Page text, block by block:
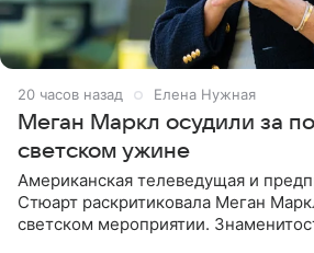
20 часов назад Елена Нужная
Меган Маркл осудили за
светском ужине
Американская телеведущая и
Стюарт раскритиковала Меган
светском мероприятии.